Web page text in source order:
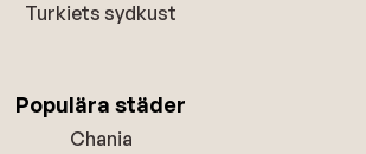
Turkiets sydkust
Populära städer
Chania